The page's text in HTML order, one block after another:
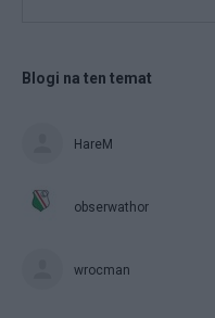
Blogi na ten temat
HareM
obserwathor
wrocman